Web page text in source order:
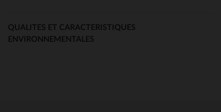
QUALITES ET CARACTERISTIQUES
ENVIRONNEMENTALES